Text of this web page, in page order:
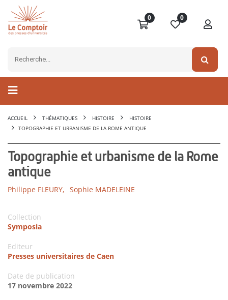
0 0
ACCUEIL THÉMATIQUES HISTOIRE
HISTOIRE
TOPOGRAPHIE ET URBANISME DE LA ROME ANTIQUE
Topographie et urbanisme de la Rome
antique
Philippe FLEURY, Sophie MADELEINE
Collection
Symposia
Editeur
Presses universitaires de Caen
Date de publication
17 novembre 2022